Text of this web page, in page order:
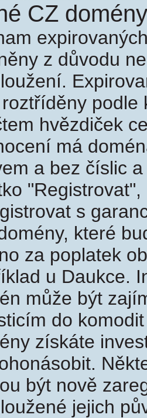
CZ
z důvodu
podle
hvězdiček
má
a bez číslic
s
které
za poplatek
u Daukce.
může být
do
získáte
být nově
jejich